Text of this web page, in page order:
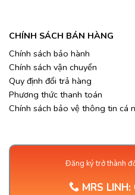
CHÍNH SÁCH BÁN HÀNG
Chính sách bảo hành
Chính sách vận chuyển
Quy định đổi trả hàng
Phương thức thanh toán
Chính sách bảo vệ thông tin cá
Đăng ký trở thành
MRS LINH: